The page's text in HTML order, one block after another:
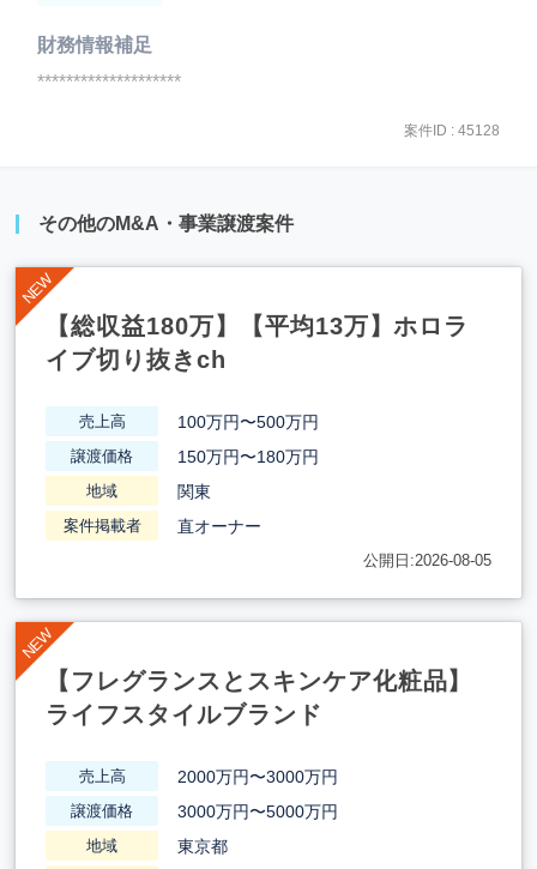
財務情報補足
********************
案件ID : 45128
その他のM&A・事業譲渡案件
【総収益180万】【平均13万】ホロラ
イブ切り抜きch
売上高 100万円〜500万円
譲渡価格 150万円〜180万円
地域 関東
案件掲載者 直オーナー
公開日:2026-08-05
【フレグランスとスキンケア化粧品】
ライフスタイルブランド
売上高 2000万円〜3000万円
譲渡価格 3000万円〜5000万円
地域 東京都